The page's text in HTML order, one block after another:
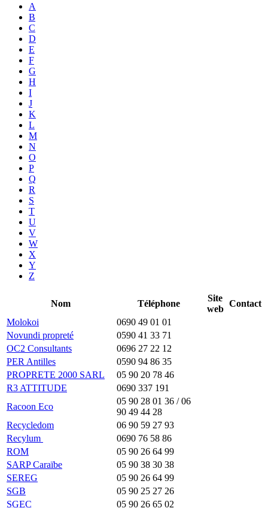
A
B
C
D
E
F
G
H
I
J
K
L
M
N
O
P
Q
R
S
T
U
V
W
X
Y
Z
Nom Téléphone
Site
web
Contact
Molokoi
0690 49 01 01
Novundi propreté
0590 41 33 71
OC2 Consultants
0696 27 22 12
PER Antilles
0590 94 86 35
PROPRETE 2000 SARL
05 90 20 78 46
R3 ATTITUDE
0690 337 191
Racoon Eco
05 90 28 01 36 / 06
90 49 44 28
Recycledom
06 90 59 27 93
Recylum
0690 76 58 86
ROM
05 90 26 64 99
SARP Caraïbe
05 90 38 30 38
SEREG
05 90 26 64 99
SGB
05 90 25 27 26
SGEC
05 90 26 65 02